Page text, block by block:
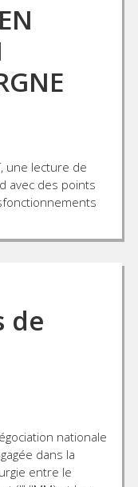
une lecture de
avec des points
de
nationale
dans la
entre le